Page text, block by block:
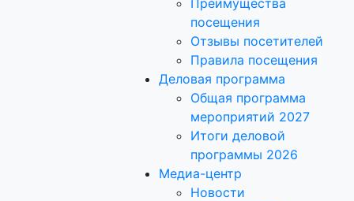
Преимущества
посещения
Отзывы посетителей
Правила посещения
Деловая программа
Общая программа
мероприятий 2027
Итоги деловой
программы 2026
Медиа-центр
Новости